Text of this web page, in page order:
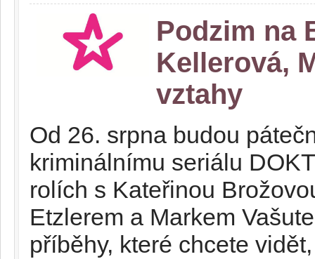
Podzim na
Kellerová,
vztahy
Od 26. srpna budou
kriminálnímu seriálu
rolích s Kateřinou
Etzlerem a Markem
příběhy, které chcete